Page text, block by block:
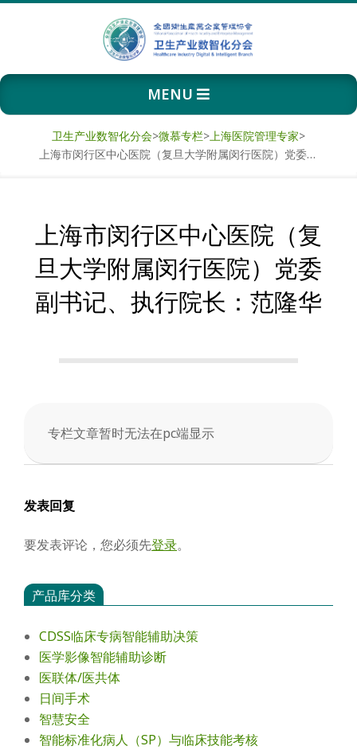
卫
生
产
数
智
化
Primary
Navigation
MENU
卫生产业数智化分会>微慕专栏>上海医院管理专家>
上海市闵行区中心医院（复旦大学附属闵行医院）党委副书记、执行院长：范隆华
上海市闵行区中心医院（复
旦大学附属闵行医院）党委
副书记、执行院长：范隆华
专栏文章暂时无法在pc端显示
2025-
23
发表回复
要发表评论，您必须先登录。
产品库分类
CDSS临床专病智能辅助决策
医学影像智能辅助诊断
医联体/医共体
日间手术
智慧安全
智能标准化病人（SP）与临床技能考核